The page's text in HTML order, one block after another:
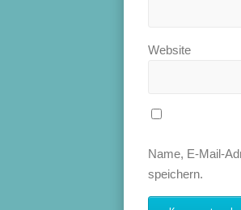
Website
Name, E-Mail-
speichern.